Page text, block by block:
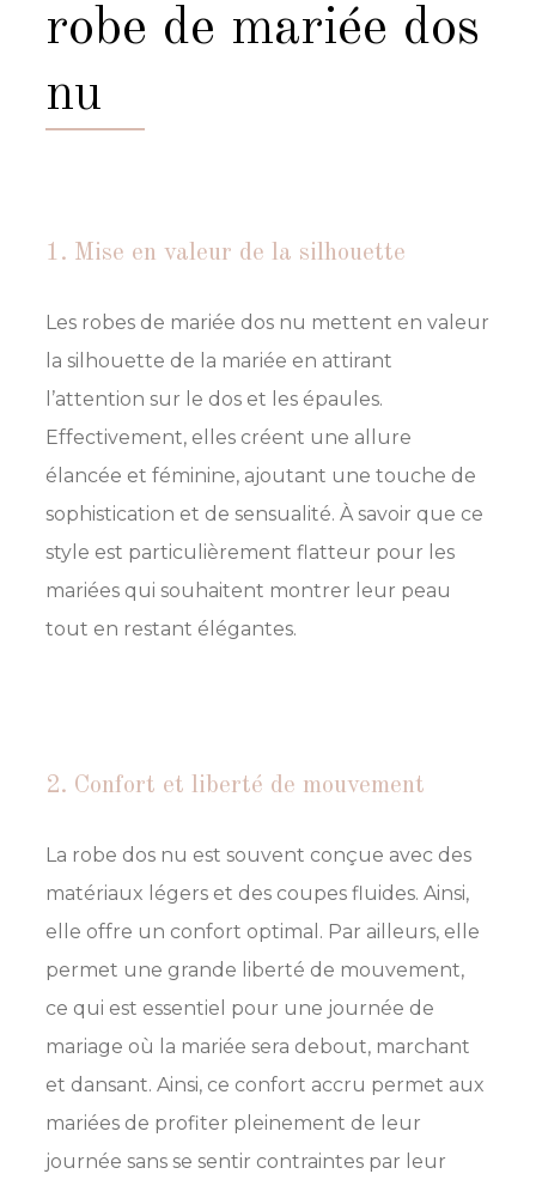
robe de mariée dos
nu
1. Mise en valeur de la silhouette
Les robes de mariée dos nu mettent en valeur
la silhouette de la mariée en attirant
l’attention sur le dos et les épaules.
Effectivement, elles créent une allure
élancée et féminine, ajoutant une touche de
sophistication et de sensualité. À savoir que ce
style est particulièrement flatteur pour les
mariées qui souhaitent montrer leur peau
tout en restant élégantes.
2. Confort et liberté de mouvement
La robe dos nu est souvent conçue avec des
matériaux légers et des coupes fluides. Ainsi,
elle offre un confort optimal. Par ailleurs, elle
permet une grande liberté de mouvement,
ce qui est essentiel pour une journée de
mariage où la mariée sera debout, marchant
et dansant. Ainsi, ce confort accru permet aux
mariées de profiter pleinement de leur
journée sans se sentir contraintes par leur